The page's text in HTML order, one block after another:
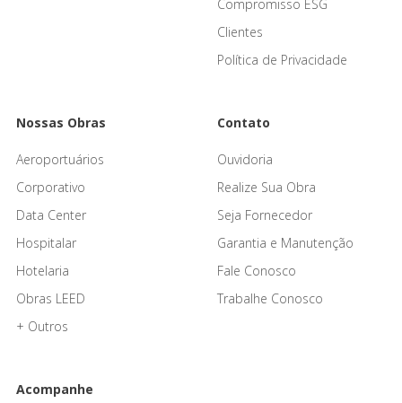
Compromisso ESG
Clientes
Política de Privacidade
Nossas Obras
Aeroportuários
Corporativo
Data Center
Hospitalar
Hotelaria
Obras LEED
+ Outros
Contato
Ouvidoria
Realize Sua Obra
Seja Fornecedor
Garantia e Manutenção
Fale Conosco
Trabalhe Conosco
Acompanhe